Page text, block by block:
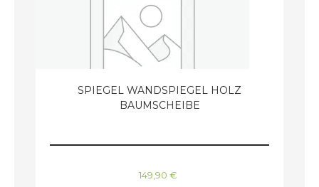
SPIEGEL WANDSPIEGEL HOLZ
BAUMSCHEIBE
149,90 €